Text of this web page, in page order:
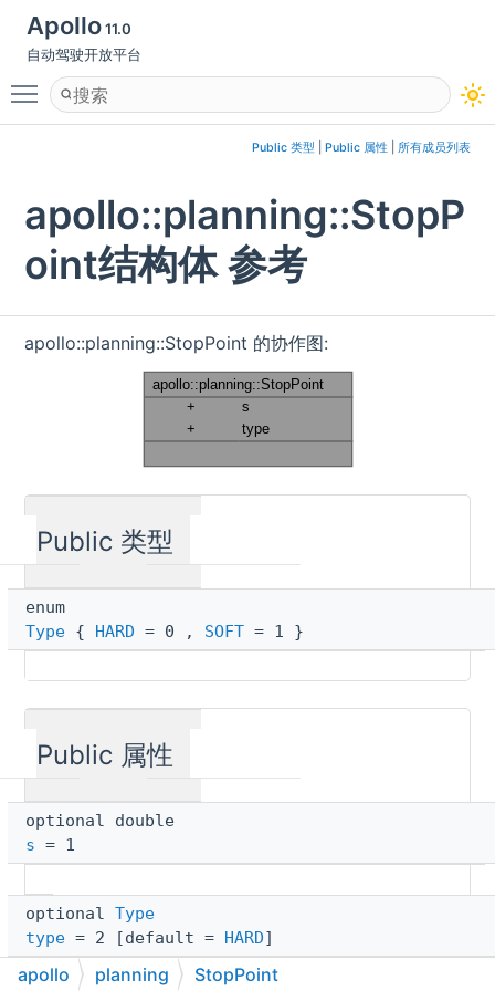
Apollo11.0
自动驾驶开放平台
Toggle main menu visibility
Public 类型 Public 属性 所有成员列表
apollo::planning::StopP
oint结构体 参考
apollo::planning::StopPoint 的协作图:
Public 类型
enum
Type { HARD = 0 , SOFT = 1 }
Public 属性
optional double
s = 1
optionalType
type = 2 [default = HARD]
apollo planning StopPoint